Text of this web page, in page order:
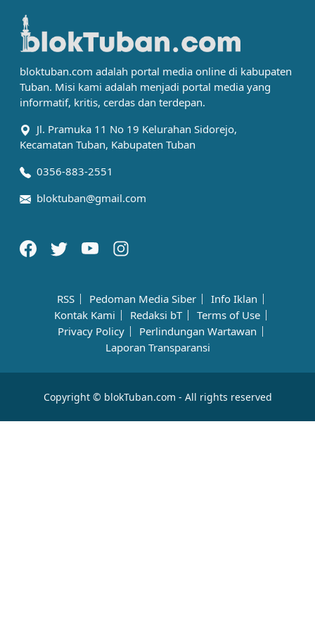
bloktuban.com adalah portal media online di kabupaten
Tuban. Misi kami adalah menjadi portal media yang
informatif, kritis, cerdas dan terdepan.
Jl. Pramuka 11 No 19 Kelurahan Sidorejo,
Kecamatan Tuban, Kabupaten Tuban
0356-883-2551
bloktuban@gmail.com
RSS Pedoman Media Siber
Info Iklan
Kontak Kami
Redaksi bT
Terms of Use
Privacy Policy
Perlindungan Wartawan
Laporan Transparansi
Copyright © blokTuban.com - All rights reserved